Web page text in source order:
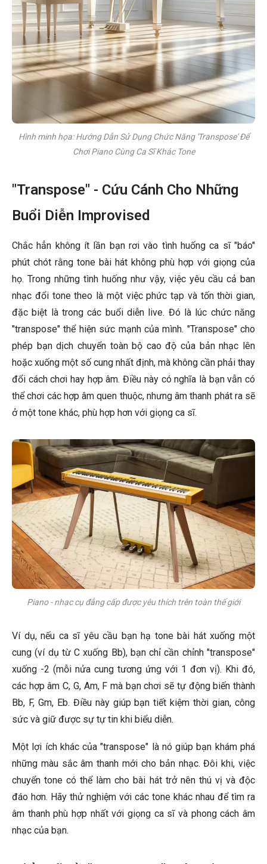
Hình minh họa: Hướng Dẫn Sử Dụng Chức Năng 'Transpose' Để
Chơi Piano Cùng Ca Sĩ Khác Tone
"Transpose" - Cứu Cánh Cho Những
Buổi Diễn Improvised
Chắc hẳn không ít lần bạn rơi vào tình huống ca sĩ "báo"
phút chót rằng tone bài hát không phù hợp với giọng của
họ. Trong những tình huống như vậy, việc yêu cầu cả ban
nhạc đổi tone theo là một việc phức tạp và tốn thời gian,
đặc biệt là trong các buổi diễn live. Đó là lúc chức năng
"transpose" thể hiện sức mạnh của mình. "Transpose" cho
phép bạn dịch chuyển toàn bộ cao độ của bản nhạc lên
hoặc xuống một số cung nhất định, mà không cần phải thay
đổi cách chơi hay hợp âm. Điều này có nghĩa là bạn vẫn có
thể chơi các hợp âm quen thuộc, nhưng âm thanh phát ra sẽ
ở một tone khác, phù hợp hơn với giọng ca sĩ.
Piano - nhạc cụ đẳng cấp được yêu thích trên toàn thế giới
Ví dụ, nếu ca sĩ yêu cầu bạn hạ tone bài hát xuống một
cung (ví dụ từ C xuống Bb), bạn chỉ cần chỉnh "transpose"
xuống -2 (mỗi nửa cung tương ứng với 1 đơn vị). Khi đó,
các hợp âm C, G, Am, F mà bạn chơi sẽ tự động biến thành
Bb, F, Gm, Eb. Điều này giúp bạn tiết kiệm thời gian, công
sức và giữ được sự tự tin khi biểu diễn.
Một lợi ích khác của "transpose" là nó giúp bạn khám phá
những màu sắc âm thanh mới cho bản nhạc. Đôi khi, việc
chuyển tone có thể làm cho bài hát trở nên thú vị và độc
đáo hơn. Hãy thử nghiệm với các tone khác nhau để tìm ra
âm thanh phù hợp nhất với giọng ca sĩ và phong cách âm
nhạc của bạn.